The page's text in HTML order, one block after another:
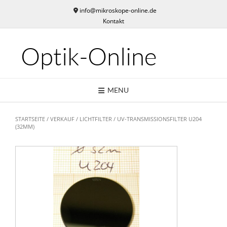
content
info@mikroskope-online.de
Kontakt
Optik-Online
MENU
STARTSEITE / VERKAUF / LICHTFILTER / UV-TRANSMISSIONSFILTER U204
(32MM)